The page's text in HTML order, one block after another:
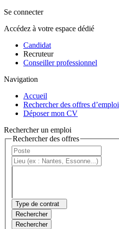
Se connecter
Accédez à votre espace dédié
Candidat
Recruteur
Conseiller professionnel
Navigation
Accueil
Rechercher des offres d’emploi
Déposer mon CV
Rechercher un emploi
Rechercher des offres
Type de contrat
Rechercher
Rechercher